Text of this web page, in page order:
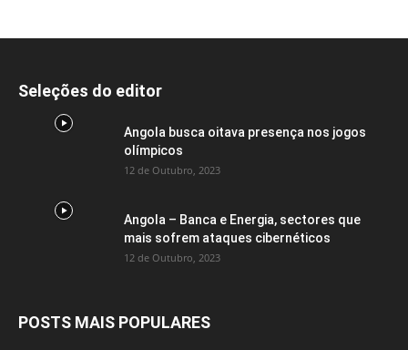
Seleções do editor
Angola busca oitava presença nos jogos
olímpicos
12 de Outubro, 2023
Angola – Banca e Energia, sectores que
mais sofrem ataques cibernéticos
12 de Outubro, 2023
POSTS MAIS POPULARES